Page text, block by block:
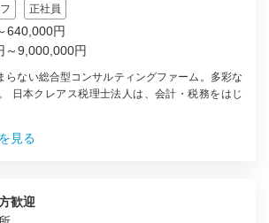
正社員
640,000円
～9,000,000円
らない総合型コンサルティングファーム。多彩な
日本クレアス税理士法人は、会計・税務をはじ
見る
歓迎